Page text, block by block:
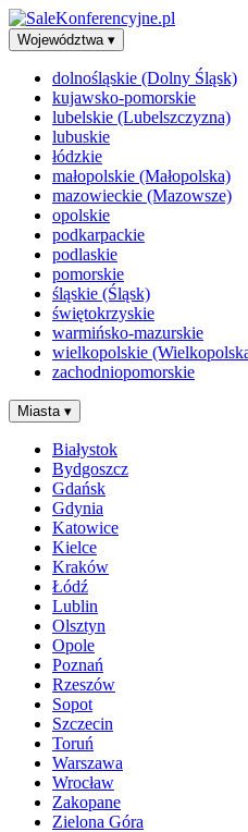
Województwa ▾
dolnośląskie (Dolny Śląsk)
kujawsko-pomorskie
lubelskie (Lubelszczyzna)
lubuskie
łódzkie
małopolskie (Małopolska)
mazowieckie (Mazowsze)
opolskie
podkarpackie
podlaskie
pomorskie
śląskie (Śląsk)
świętokrzyskie
warmińsko-mazurskie
wielkopolskie
zachodniopomorskie
Miasta ▾
Białystok
Bydgoszcz
Gdańsk
Gdynia
Katowice
Kielce
Kraków
Łódź
Lublin
Olsztyn
Opole
Poznań
Rzeszów
Sopot
Szczecin
Toruń
Warszawa
Wrocław
Zakopane
Zielona Góra